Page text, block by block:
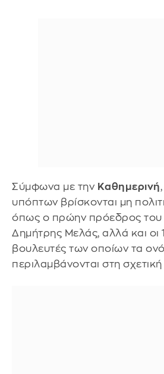
Σύμφωνα με την Καθημερινή
υπόπτων βρίσκονται μη
όπως ο πρώην πρόεδρος
Δημήτρης Μελάς, αλλά και οι
βουλευτές των οποίων τα
περιλαμβάνονται στη